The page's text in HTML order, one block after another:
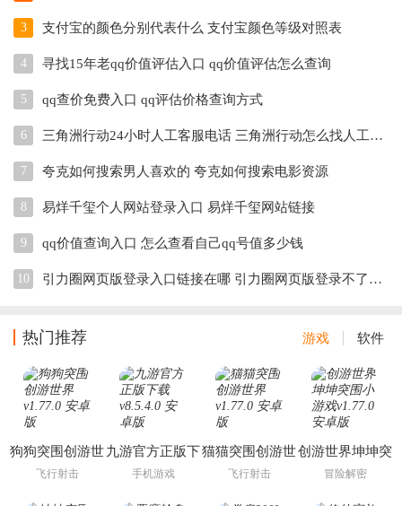
3 支付宝的颜色分别代表什么 支付宝颜色等级对照表
4 寻找15年老qq价值评估入口 qq价值评估怎么查询
5 qq查价免费入口 qq评估价格查询方式
6 三角洲行动24小时人工客服电话 三角洲行动怎么找人工客服
7 夸克如何搜索男人喜欢的 夸克如何搜索电影资源
8 易烊千玺个人网站登录入口 易烊千玺网站链接
9 qq价值查询入口 怎么查看自己qq号值多少钱
10 引力圈网页版登录入口链接在哪 引力圈网页版登录不了怎么办
热门推荐 游戏 软件
狗狗突围创游世
界
飞行射击
九游官方正版下
载
手机游戏
猫猫突围创游世
界
飞行射击
创游世界坤坤突
围小游戏
冒险解密